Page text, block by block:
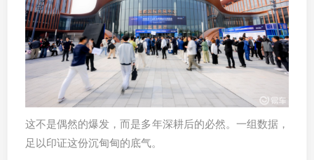
这不是偶然的爆发，而是多年深耕后的必然。一组数据，
足以印证这份沉甸甸的底气。